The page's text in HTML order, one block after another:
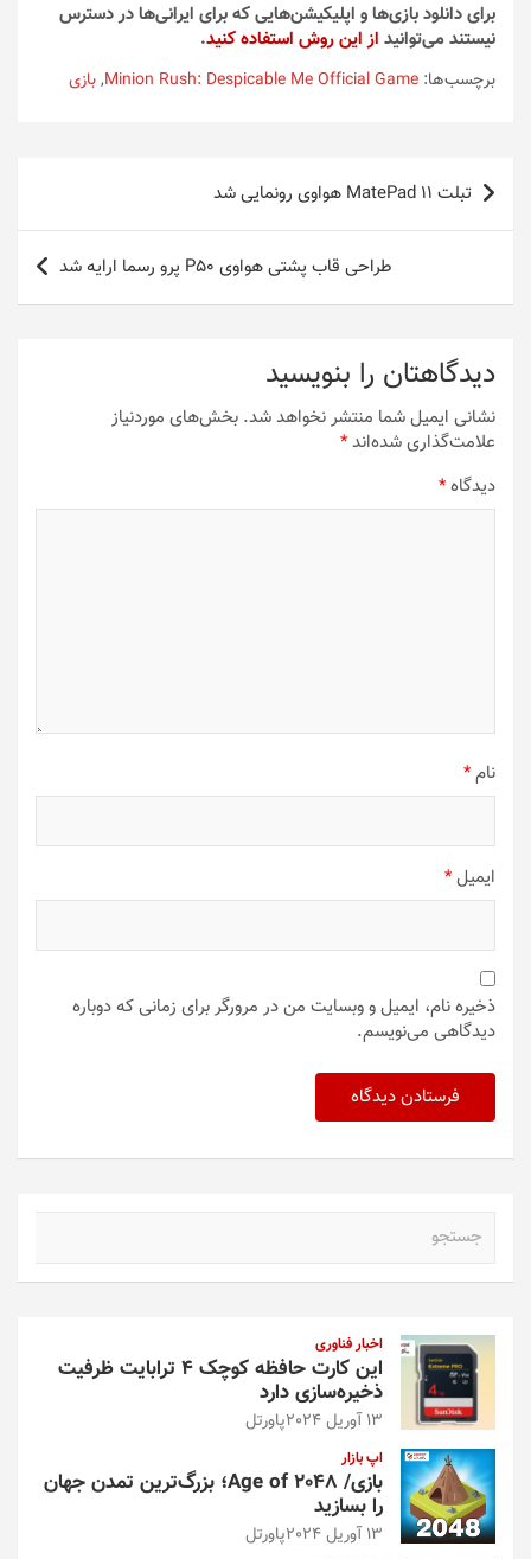
برای دانلود بازی‌ها و اپلیکیشن‌هایی که برای ایرانی‌ها در دسترس
نیستند می‌توانید از این روش استفاده کنید.
برچسب‌ها: Minion Rush: Despicable Me Official Game
,بازی
راهبری
نوشته
تبلت MatePad 11 هواوی رونمایی شد
طراحی قاب پشتی هواوی P50 پرو رسما ارایه شد
دیدگاهتان را بنویسید
نشانی ایمیل شما منتشر نخواهد شد. بخش‌های موردنیاز
علامت‌گذاری شده‌اند*
دیدگاه*
نام*
ایمیل*
ذخیره نام، ایمیل و وبسایت من در مرورگر برای زمانی که دوباره
دیدگاهی می‌نویسم.
اخبار فناوری
این کارت حافظه کوچک ۴ ترابایت ظرفیت
ذخیره‌سازی دارد
13 آوریل 2024 پاورتل
اپ بازار
بازی/ Age of 2048؛ بزرگ‌ترین تمدن جهان
را بسازید
13 آوریل 2024 پاورتل